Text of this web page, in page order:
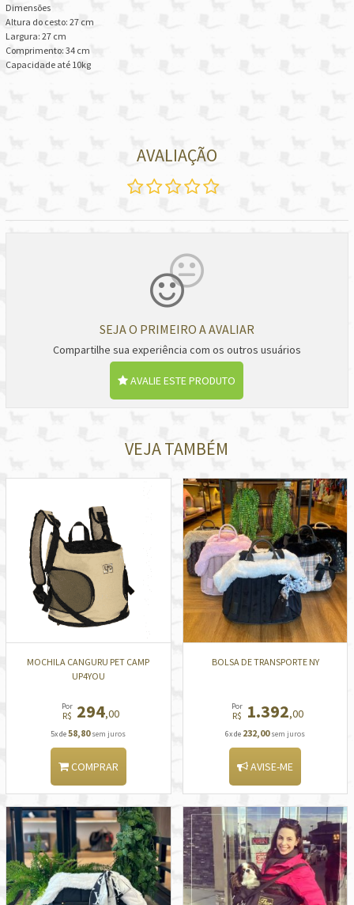
Dimensões
Altura do cesto: 27 cm
Largura: 27 cm
Comprimento: 34 cm
Capacidade até 10kg
AVALIAÇÃO
SEJA O PRIMEIRO A AVALIAR
Compartilhe sua experiência com os outros usuários
AVALIE ESTE PRODUTO
VEJA TAMBÉM
MOCHILA CANGURU PET CAMP
UP4YOU
Por
R$ 294,00
5x de58,80sem juros
COMPRAR
BOLSA DE TRANSPORTE NY
Por
R$ 1.392,00
6x de 232,00sem juros
AVISE-ME